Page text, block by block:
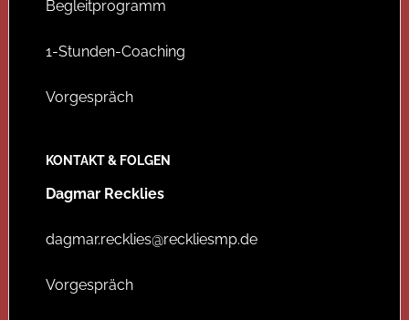
Begleitprogramm
1-Stunden-Coaching
Vorgespräch
KONTAKT & FOLGEN
Dagmar Recklies
dagmar.recklies@reckliesmp.de
Vorgespräch